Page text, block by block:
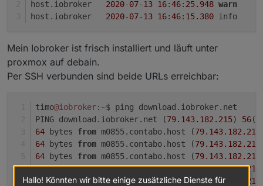
2020-07-13 16:46: 25.948 warn
2020-07-13 16:46: 15.380
Mein Iobroker ist frisch installiert und läuft unter
proxmox auf debain.
Per SSH verbunden sind beide URLs erreichbar:
timo@iobroker:~$ ping download.iobroker.net
PING download.iobroker.net (79.143.182 .215) 56(
64 bytes from m0855.contabo.host (79.143.182 .215
64 bytes from m0855.contabo.host (79.143.182 .215
64 bytes from m0855.contabo.host (79.143.182 .215
64 bytes from m0855.contabo.host (79.143.182.215
64 bytes from m0855.contabo.host (79.143.182 .215
Hallo! Könnten wir bitte einige zusätzliche Dienste für